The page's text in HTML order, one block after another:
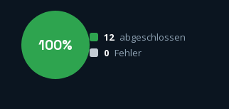
100% 12 abgeschlossen
0 Fehler